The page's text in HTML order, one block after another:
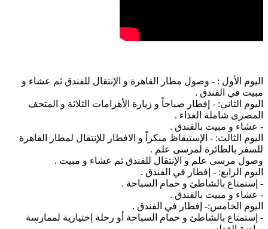
اليوم الأول : - وصول مطار القاهرة و الإنتقال للفندق ثم عشاء و
مبيت في الفندق .
اليوم الثاني: - إفطار صباحاً و زيارة الأهرامات الثلاثة و المتحف
المصرى شاملة الغذاء .
- عشاء و مبيت بالفندق .
اليوم الثالث: - الإستيقاظ مبكراً و الافطار للإنتقال لمطار القاهرة
للسفر بالطائرة لمرسى علم .
وصول مرسى علم و الإنتقال للفندق ثم عشاء و مبيت .
اليوم الرابع: - إفطار في الفندق .
- إستمتاع بالشاطئ و حمام السباحة .
- عشاء و مبيت بالفندق .
اليوم الخامس:- إفطار في الفندق .
- إستمتاع بالشاطئ و حمام السباحة أو رحلة إختيارية لممارسة